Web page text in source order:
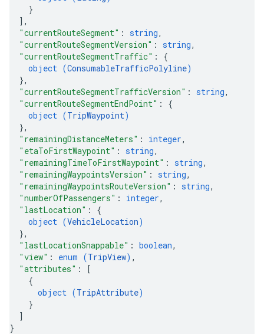
}
] ,
"currentRouteSegment" : string,
"currentRouteSegmentVersion" : string,
"currentRouteSegmentTraffic" : {
object (ConsumableTrafficPolyline)
},
"currentRouteSegmentTrafficVersion" : string,
"currentRouteSegmentEndPoint" : {
object (TripWaypoint)
},
"remainingDistanceMeters" : integer,
"etaToFirstWaypoint" : string,
"remainingTimeToFirstWaypoint" : string,
"remainingWaypointsVersion" : string,
"remainingWaypointsRouteVersion" : string,
"numberOfPassengers" : integer,
"lastLocation" : {
object (VehicleLocation)
},
"lastLocationSnappable" : boolean,
"view" : enum (TripView) ,
"attributes" :
[
{
object (TripAttribute)
}
]
}